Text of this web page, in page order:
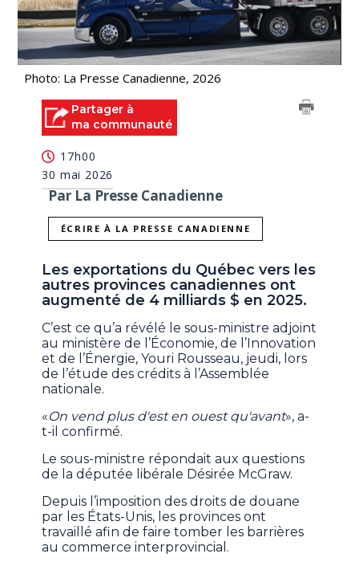
Photo: La Presse Canadienne, 2026
Partager à
ma communauté
17h00
30 mai 2026
Par La Presse Canadienne
ÉCRIRE À LA PRESSE CANADIENNE
Les exportations du Québec vers les
autres provinces canadiennes ont
augmenté de 4 milliards $ en 2025.
C’est ce qu’a révélé le sous-ministre adjoint
au ministère de l’Économie, de l’Innovation
et de l’Énergie, Youri Rousseau, jeudi, lors
de l’étude des crédits à l’Assemblée
nationale.
«On vend plus d'est en ouest qu'avant», a-
t-il confirmé.
Le sous-ministre répondait aux questions
de la députée libérale Désirée McGraw.
Depuis l’imposition des droits de douane
par les États-Unis, les provinces ont
travaillé afin de faire tomber les barrières
au commerce interprovincial.